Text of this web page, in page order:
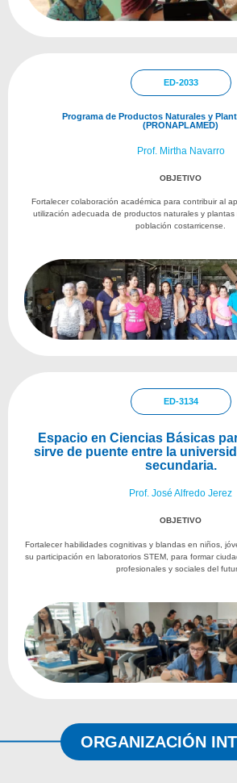
ED-2033
Programa de Productos Naturales y
(PRONAPLAMED)
Prof. Mirtha Navarro
OBJETIVO
Fortalecer colaboración académica para contribuir al
utilización adecuada de productos naturales y plantas
población costarricense.
ED-3134
Espacio en Ciencias Básicas
sirve de puente entre la
secundaria.
Prof. José Alfredo Jerez
OBJETIVO
Fortalecer habilidades cognitivas y blandas en niños,
su participación en laboratorios STEM, para formar
profesionales y sociales del
ORGANIZACIÓN